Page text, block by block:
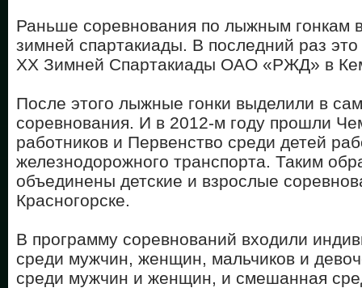
Раньше соревнования по лыжным гонкам
зимней спартакиады. В последний раз
XX Зимней Спартакиады ОАО «РЖД» в
После этого лыжные гонки выделили в
соревнования. И в 2012-м году прошли
работников и Первенство среди детей
железнодорожного транспорта. Таким
объединены детские и взрослые
Красногорске.
В программу соревнований входили
среди мужчин, женщин, мальчиков и
среди мужчин и женщин, и смешанная